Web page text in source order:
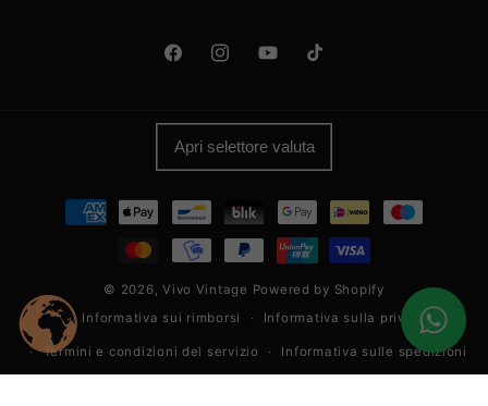
FacebookInstagramYouTubeTikTok
Apri selettore valuta
Metodi
pagamento
© 2026,Vivo Vintage Powered by Shopify
Informativa sui rimborsi
Informativa sulla privacy
Termini e condizioni del servizio Informativa sulle spedizioni